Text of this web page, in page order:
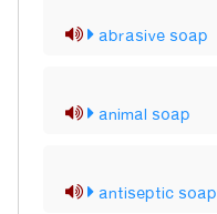
abrasive soap
animal soap
antiseptic soap